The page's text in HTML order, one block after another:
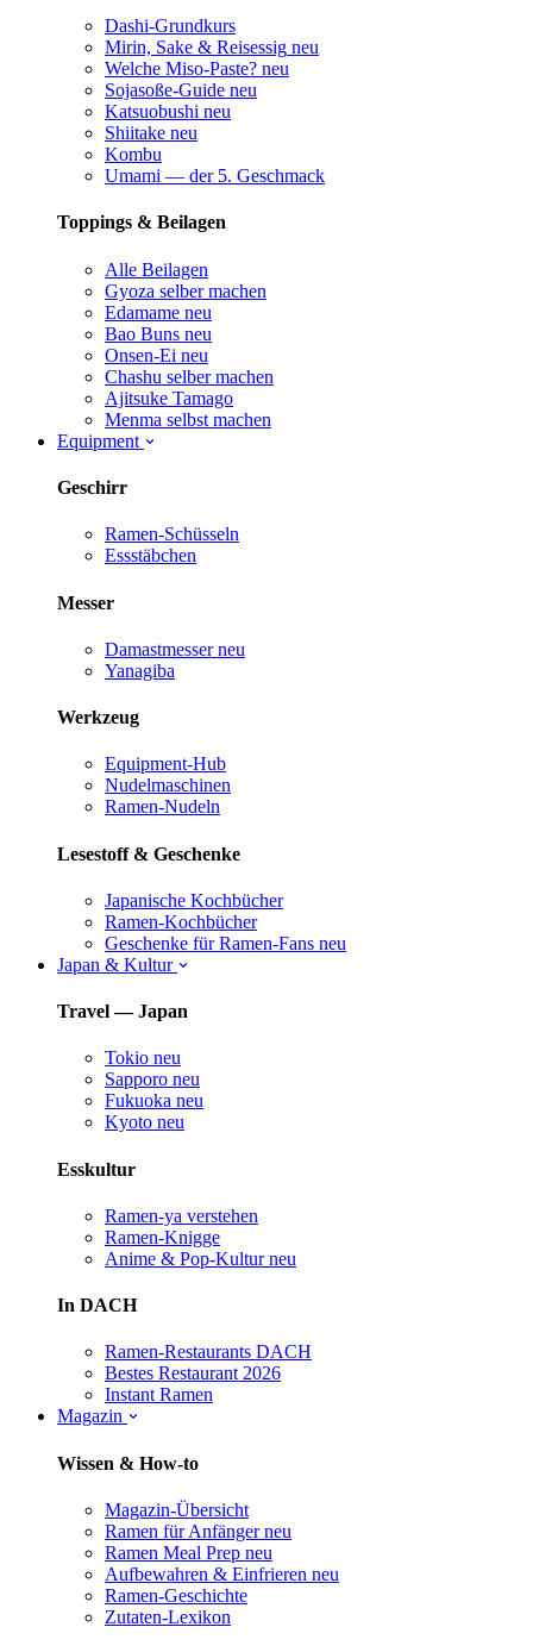
Dashi-Grundkurs
Mirin, Sake & Reisessig neu
Welche Miso-Paste? neu
Sojasoße-Guide neu
Katsuobushi neu
Shiitake neu
Kombu
Umami — der 5. Geschmack
Toppings & Beilagen
Alle Beilagen
Gyoza selber machen
Edamame neu
Bao Buns neu
Onsen-Ei neu
Chashu selber machen
Ajitsuke Tamago
Menma selbst machen
Equipment
Geschirr
Ramen-Schüsseln
Essstäbchen
Messer
Damastmesser neu
Yanagiba
Werkzeug
Equipment-Hub
Nudelmaschinen
Ramen-Nudeln
Lesestoff & Geschenke
Japanische Kochbücher
Ramen-Kochbücher
Geschenke für Ramen-Fans neu
Japan & Kultur
Travel — Japan
Tokio neu
Sapporo neu
Fukuoka neu
Kyoto neu
Esskultur
Ramen-ya verstehen
Ramen-Knigge
Anime & Pop-Kultur neu
In DACH
Ramen-Restaurants DACH
Bestes Restaurant 2026
Instant Ramen
Magazin
Wissen & How-to
Magazin-Übersicht
Ramen für Anfänger neu
Ramen Meal Prep neu
Aufbewahren & Einfrieren neu
Ramen-Geschichte
Zutaten-Lexikon